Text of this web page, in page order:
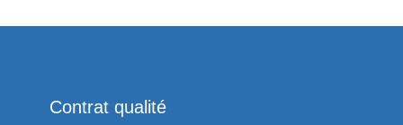
Contrat qualité